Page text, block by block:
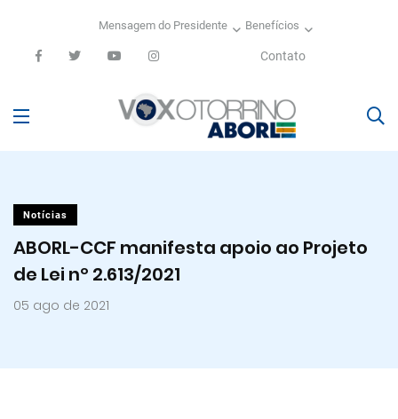
Mensagem do Presidente Benefícios
Contato
Notícias
ABORL-CCF manifesta apoio ao Projeto
de Lei nº 2.613/2021
05 ago de 2021